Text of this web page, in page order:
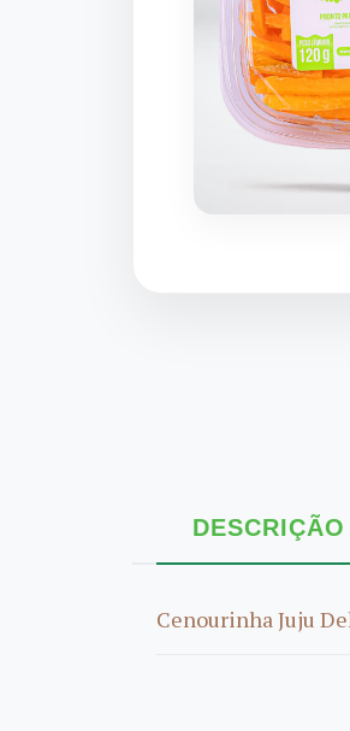
Cenourinha Juju